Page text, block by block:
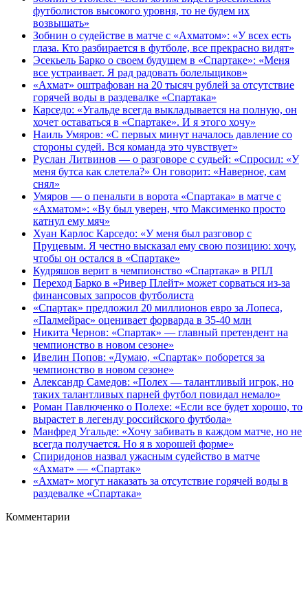
футболистов высокого уровня, то не будем их
возвышать»
Зобнин о судействе в матче с «Ахматом»: «У всех есть
глаза. Кто разбирается в футболе, все прекрасно видят»
Эсекьель Барко о своем будущем в «Спартаке»: «Меня
все устраивает. Я рад радовать болельщиков»
«Ахмат» оштрафован на 20 тысяч рублей за отсутствие
горячей воды в раздевалке «Спартака»
Карседо: «Угальде всегда выкладывается на полную, он
хочет оставаться в «Спартаке». И я этого хочу»
Наиль Умяров: «С первых минут началось давление со
стороны судей. Вся команда это чувствует»
Руслан Литвинов — о разговоре с судьей: «Спросил: «У
меня бутса как слетела?» Он говорит: «Наверное, сам
снял»
Умяров — о пенальти в ворота «Спартака» в матче с
«Ахматом»: «Ву был уверен, что Максименко просто
катнул ему мяч»
Хуан Карлос Карседо: «У меня был разговор с
Пруцевым. Я честно высказал ему свою позицию: хочу,
чтобы он остался в «Спартаке»
Кудряшов верит в чемпионство «Спартака» в РПЛ
Переход Барко в «Ривер Плейт» может сорваться из‑за
финансовых запросов футболиста
«Спартак» предложил 20 миллионов евро за Лопеса,
«Палмейрас» оценивает форварда в 35-40 млн
Никита Чернов: «Спартак» — главный претендент на
чемпионство в новом сезоне»
Ивелин Попов: «Думаю, «Спартак» поборется за
чемпионство в новом сезоне»
Александр Самедов: «Полех — талантливый игрок, но
таких талантливых парней футбол повидал немало»
Роман Павлюченко о Полехе: «Если все будет хорошо, то
вырастет в легенду российского футбола»
Манфред Угальде: «Хочу забивать в каждом матче, но не
всегда получается. Но я в хорошей форме»
Спиридонов назвал ужасным судейство в матче
«Ахмат» — «Спартак»
«Ахмат» могут наказать за отсутствие горячей воды в
раздевалке «Спартака»
Комментарии